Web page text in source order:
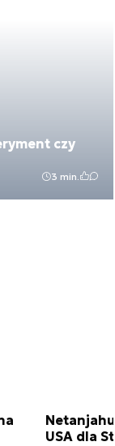
czy
3 min.
USA dla